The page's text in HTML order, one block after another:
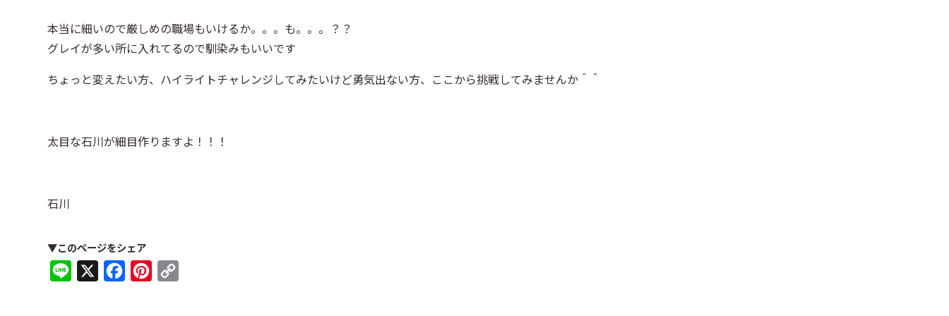
本当に細いので厳しめの職場もいけるか。。。も。。。？？
グレイが多い所に入れてるので馴染みもいいです
ちょっと変えたい方、ハイライトチャレンジしてみたいけど勇気出ない方、ここから挑戦してみませんか＾＾
太目な石川が細目作りますよ！！！
石川
▼このページをシェア
Line FacebookPinterest